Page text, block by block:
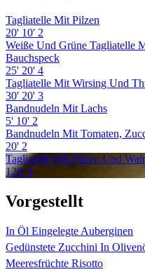
Tagliatelle Mit Pilzen
20' 10' 2
Weiße Und Grüne Tagliatelle
Bauchspeck
25' 20' 4
Tagliatelle Mit Wirsing Und
30' 20' 3
Bandnudeln Mit Lachs
5' 10' 2
Bandnudeln Mit Tomaten,
20' 2
Tagliatelle Mit Pilzen Und
120' 4
Vorgestellt
In Öl Eingelegte Auberginen
Gedünstete Zucchini In
Meeresfrüchte Risotto